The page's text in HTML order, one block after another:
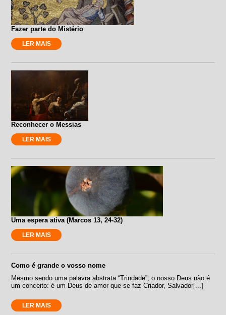
Fazer parte do Mistério
LER MAIS
Reconhecer o Messias
LER MAIS
Uma espera ativa (Marcos 13, 24-32)
LER MAIS
Como é grande o vosso nome
Mesmo sendo uma palavra abstrata “Trindade”, o nosso Deus não é
um conceito: é um Deus de amor que se faz Criador, Salvador[...]
LER MAIS